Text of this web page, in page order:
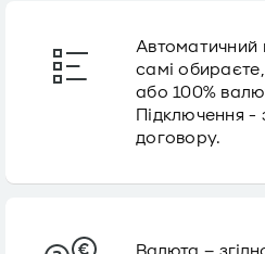
самі
або 100%
Підключення -
договору.